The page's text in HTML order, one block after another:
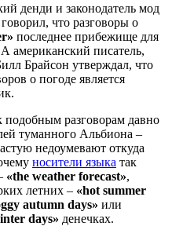
денди и законодатель мод
что разговоры о
последнее прибежище для
американский писатель,
Брайсон утверждал, что
о погоде является
подобным разговорам давно
туманного Альбиона –
недоумевают откуда
носители языка так
«the weather forecast»,
летних – «hot summer
autumn days» или
days» денечках.